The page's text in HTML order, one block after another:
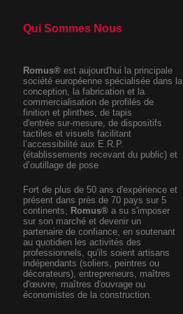
Qui Sommes Nous
Romus® est aujourd'hui la principale
société européenne spécialisée dans la
conception, la fabrication et la
commercialisation de profilés de
finition et plinthes, de tapis
d'entrée sur-mesure, de dispositifs
tactiles et visuels facilitant
l’accessibilité aux E.R.P.
(établissements recevant du public) et
d’outillage de pose
Fort de plus de 50 ans d'expérience et
présent dans près de 70 pays sur 5
continents,
Romus® a su s'imposer
sur son marché et devenir un
partenaire de confiance, en soutenant
au quotidien les activités des
professionnels, qu'ils soient artisans
indépendants (soliers, peintres ou
décorateurs), entrepreneurs, maîtres
d'œuvre, maîtres d'ouvrage ou
économistes de la construction.